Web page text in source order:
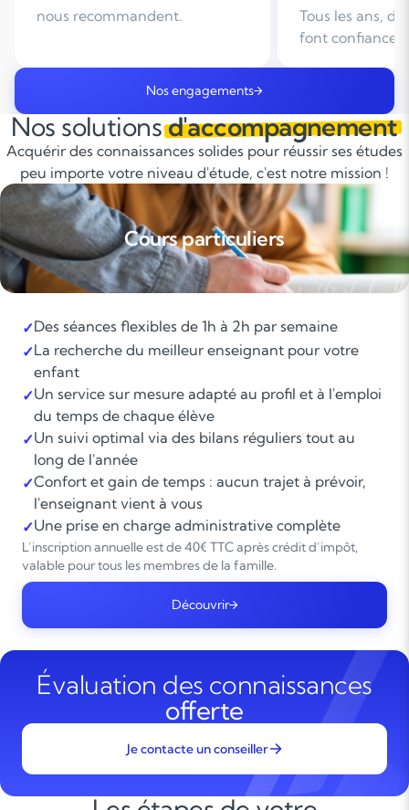
Tous les ans, des familles nous
Leader du
domicile en
Nos engagements
Nos solutionsd'accompagnement
Acquérir des connaissances solides pour réussir ses études
peu importe votre niveau d'étude, c'est notre mission !
Cours particuliers
✓Des séances flexibles de 1h à 2h par semaine
✓La recherche du meilleur enseignant pour votre
enfant
✓Un service sur mesure adapté au profil et à l'emploi
du temps de chaque élève
✓Un suivi optimal via des bilans réguliers tout au
long de l'année
✓Confort et gain de temps : aucun trajet à prévoir,
l'enseignant vient à vous
✓Une prise en charge administrative complète
L’inscription annuelle est de 40€ TTC après crédit d’impôt,
valable pour tous les membres de la famille.
Découvrir
Évaluation des connaissances
offerte
Je contacte un conseiller